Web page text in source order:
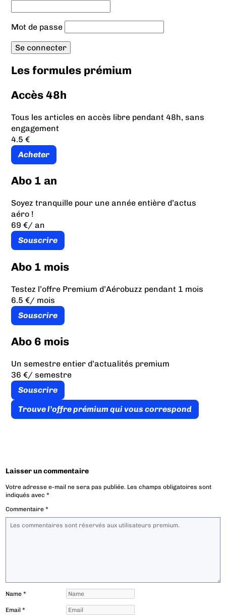
Mot de passe
Les formules prémium
Accès 48h
Tous les articles en accès libre pendant 48h, sans
engagement
4.5 €
Acheter
Abo 1 an
Soyez tranquille pour une année entière d’actus
aéro !
69 €/ an
Souscrire
Abo 1 mois
Testez l’offre Premium d’Aérobuzz pendant 1 mois
6.5 €/ mois
Souscrire
Abo 6 mois
Un semestre entier d’actualités premium
36 €/ semestre
Souscrire
Trouve l’offre prémium qui vous correspond
Laisser un commentaire
Votre adresse e-mail ne sera pas publiée. Les champs obligatoires sont
indiqués avec*
Commentaire*
Name*
Email*